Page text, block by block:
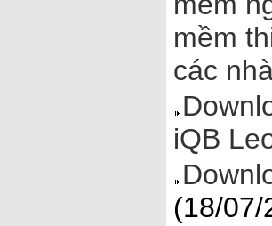
mềm
các
iQB
(18/07/